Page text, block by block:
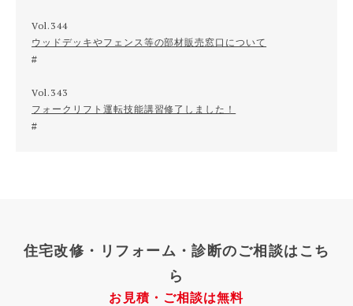
Vol.344
ウッドデッキやフェンス等の部材販売窓口について
Vol.343
フォークリフト運転技能講習修了しました！
住宅改修・リフォーム・診断のご相談はこち
ら
お見積・ご相談は無料